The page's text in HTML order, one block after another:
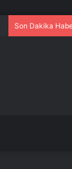
Son Dakika